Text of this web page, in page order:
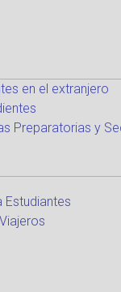
en el extranjero
Preparatorias y
Estudiantes